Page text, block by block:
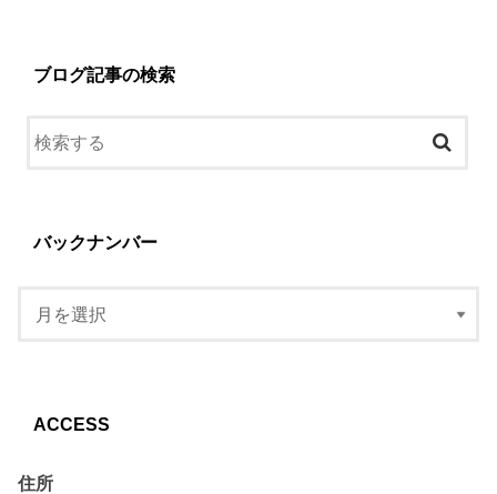
ブログ記事の検索
バックナンバー
ACCESS
住所